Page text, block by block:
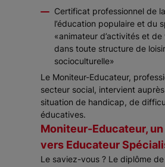
Certificat professionnel de
l’éducation populaire et du
«animateur d’activités et
dans toute structure de
socioculturelle»
Le Moniteur-Educateur,
secteur social, intervient
situation de handicap, de
éducatives.
Moniteur-Educateur,
vers Educateur
Le saviez-vous ? Le diplôme